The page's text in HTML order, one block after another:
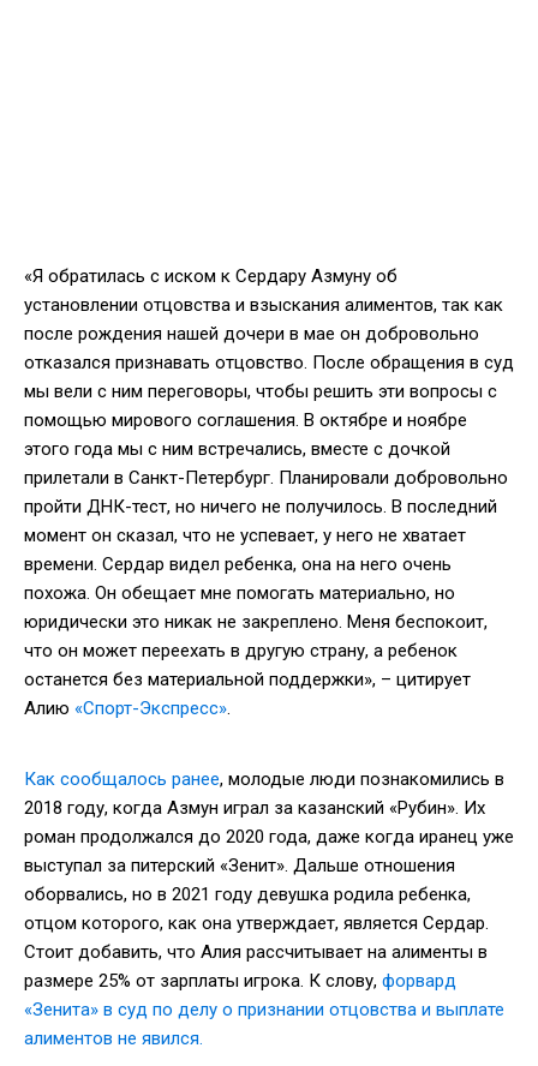
«Я обратилась с иском к Сердару Азмуну об
установлении отцовства и взыскания алиментов, так как
после рождения нашей дочери в мае он добровольно
отказался признавать отцовство. После обращения в суд
мы вели с ним переговоры, чтобы решить эти вопросы с
помощью мирового соглашения. В октябре и ноябре
этого года мы с ним встречались, вместе с дочкой
прилетали в Санкт-Петербург. Планировали добровольно
пройти ДНК-тест, но ничего не получилось. В последний
момент он сказал, что не успевает, у него не хватает
времени. Сердар видел ребенка, она на него очень
похожа. Он обещает мне помогать материально, но
юридически это никак не закреплено. Меня беспокоит,
что он может переехать в другую страну, а ребенок
останется без материальной поддержки», – цитирует
Алию «Спорт-Экспресс».
Как сообщалось ранее, молодые люди познакомились в
2018 году, когда Азмун играл за казанский «Рубин». Их
роман продолжался до 2020 года, даже когда иранец уже
выступал за питерский «Зенит». Дальше отношения
оборвались, но в 2021 году девушка родила ребенка,
отцом которого, как она утверждает, является Сердар.
Стоит добавить, что Алия рассчитывает на алименты в
размере 25% от зарплаты игрока. К слову, форвард
«Зенита» в суд по делу о признании отцовства и выплате
алиментов не явился.